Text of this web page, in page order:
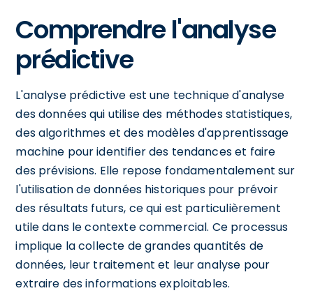
Comprendre l'analyse
prédictive
L'analyse prédictive est une technique d'analyse
des données qui utilise des méthodes statistiques,
des algorithmes et des modèles d'apprentissage
machine pour identifier des tendances et faire
des prévisions. Elle repose fondamentalement sur
l'utilisation de données historiques pour prévoir
des résultats futurs, ce qui est particulièrement
utile dans le contexte commercial. Ce processus
implique la collecte de grandes quantités de
données, leur traitement et leur analyse pour
extraire des informations exploitables.